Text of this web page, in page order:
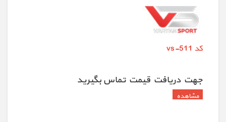
کد vs-511
جهت دريافت قيمت تماس بگيريد